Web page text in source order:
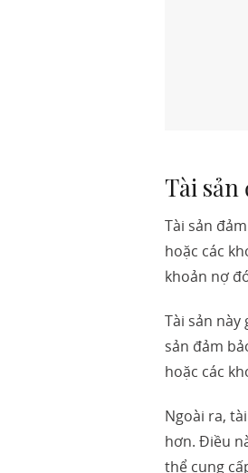
Tài sản
Tài sản
hoặc các
khoản nợ
Tài sản
sản đảm
hoặc các
Ngoài ra,
hơn. Điều
thể cung